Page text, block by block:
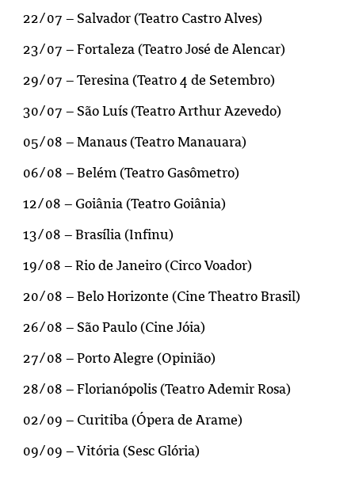
22/07 – Salvador (Teatro Castro Alves)
23/07 – Fortaleza (Teatro José de Alencar)
29/07 – Teresina (Teatro 4 de Setembro)
30/07 – São Luís (Teatro Arthur Azevedo)
05/08 – Manaus (Teatro Manauara)
06/08 – Belém (Teatro Gasômetro)
12/08 – Goiânia (Teatro Goiânia)
13/08 – Brasília (Infinu)
19/08 – Rio de Janeiro (Circo Voador)
20/08 – Belo Horizonte (Cine Theatro Brasil)
26/08 – São Paulo (Cine Jóia)
27/08 – Porto Alegre (Opinião)
28/08 – Florianópolis (Teatro Ademir Rosa)
02/09 – Curitiba (Ópera de Arame)
09/09 – Vitória (Sesc Glória)